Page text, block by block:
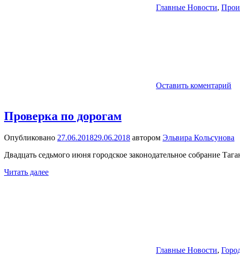
Главные Новости,
Оставить коментарий
Проверка по дорогам
Опубликовано 27.06.201829.06.2018 автором Эльвира Кольсунова
Двадцать седьмого июня городское законодательное собрание
Читать далее
Главные Новости,